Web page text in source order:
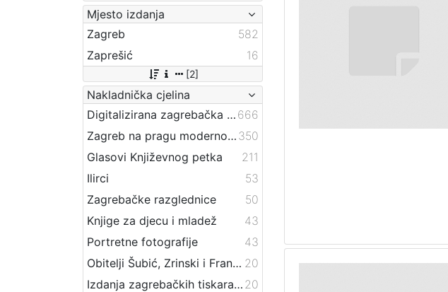
Mjesto izdanja
Zagreb
582
Zaprešić
16
[2]
Nakladnička cjelina
Digitalizirana zagrebačka baština 666
Zagreb na pragu modernog doba 350
Glasovi Književnog petka
211
Ilirci
53
Zagrebačke razglednice
50
Knjige za djecu i mladež
43
Portretne fotografije
43
Obitelji Šubić, Zrinski i Frankopan 20
Izdanja zagrebačkih tiskara 17. i 18. stoljeća 20